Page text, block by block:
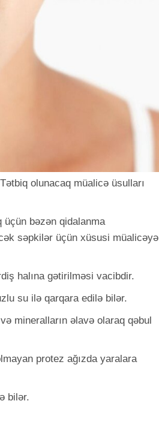
olunacaq müalicə üsulları
üçün bəzən qidalanma
səpkilər üçün xüsusi müalicəyə
halına gətirilməsi vacibdir.
su ilə qarqara edilə bilər.
mineralların əlavə olaraq qəbul
protez ağızda yaralara
bilər.